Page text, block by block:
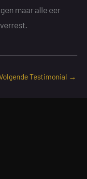
maar alle eer
Testimonial →